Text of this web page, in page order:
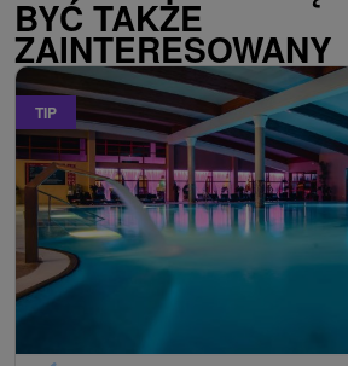
BYĆ TAKŻE
ZAINTERESOWANY
TIP